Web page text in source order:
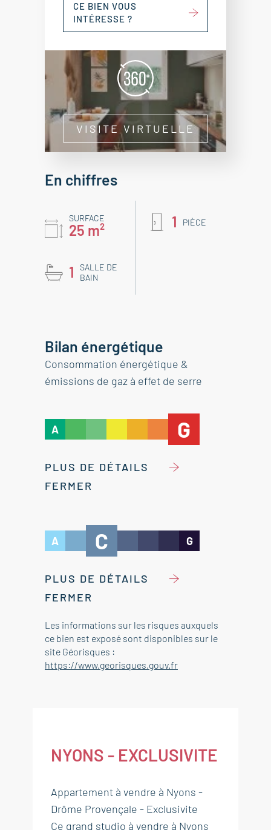
CE BIEN VOUS
INTÉRESSE ?
VISITE VIRTUELLE
En chiffres
SURFACE
25 m² 1 PIÈCE
1
SALLE DE
BAIN
Bilan énergétique
Consommation énergétique &
émissions de gaz à effet de serre
A G
PLUS DE DÉTAILS
FERMER
A C G
PLUS DE DÉTAILS
FERMER
Les informations sur les risques auxquels
ce bien est exposé sont disponibles sur le
site Géorisques :
https://www.georisques.gouv.fr
NYONS - EXCLUSIVITE
Appartement à vendre à Nyons -
Drôme Provençale - Exclusivite
Ce grand studio à vendre à Nyons